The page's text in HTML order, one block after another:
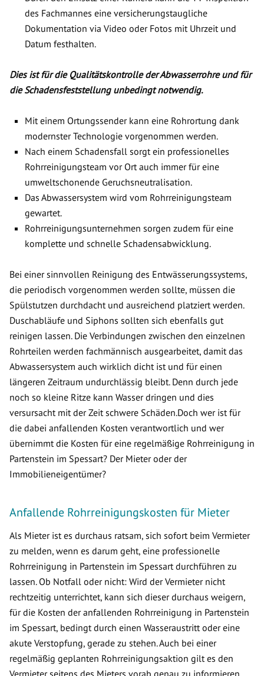
des Fachmannes eine versicherungstaugliche
Dokumentation via Video oder Fotos mit Uhrzeit und
Datum festhalten.
Dies ist für die Qualitätskontrolle der Abwasserrohre und für
die Schadensfeststellung unbedingt notwendig.
Mit einem Ortungssender kann eine Rohrortung dank
modernster Technologie vorgenommen werden.
Nach einem Schadensfall sorgt ein professionelles
Rohrreinigungsteam vor Ort auch immer für eine
umweltschonende Geruchsneutralisation.
Das Abwassersystem wird vom Rohrreinigungsteam
gewartet.
Rohrreinigungsunternehmen sorgen zudem für eine
komplette und schnelle Schadensabwicklung.
Bei einer sinnvollen Reinigung des Entwässerungssystems,
die periodisch vorgenommen werden sollte, müssen die
Spülstutzen durchdacht und ausreichend platziert werden.
Duschabläufe und Siphons sollten sich ebenfalls gut
reinigen lassen. Die Verbindungen zwischen den einzelnen
Rohrteilen werden fachmännisch ausgearbeitet, damit das
Abwassersystem auch wirklich dicht ist und für einen
längeren Zeitraum undurchlässig bleibt. Denn durch jede
noch so kleine Ritze kann Wasser dringen und dies
versursacht mit der Zeit schwere Schäden.Doch wer ist für
die dabei anfallenden Kosten verantwortlich und wer
übernimmt die Kosten für eine regelmäßige Rohrreinigung in
Partenstein im Spessart? Der Mieter oder der
Immobilieneigentümer?
Anfallende Rohrreinigungskosten für Mieter
Als Mieter ist es durchaus ratsam, sich sofort beim Vermieter
zu melden, wenn es darum geht, eine professionelle
Rohrreinigung in Partenstein im Spessart durchführen zu
lassen. Ob Notfall oder nicht: Wird der Vermieter nicht
rechtzeitig unterrichtet, kann sich dieser durchaus weigern,
für die Kosten der anfallenden Rohrreinigung in Partenstein
im Spessart, bedingt durch einen Wasseraustritt oder eine
akute Verstopfung, gerade zu stehen. Auch bei einer
regelmäßig geplanten Rohrreinigungsaktion gilt es den